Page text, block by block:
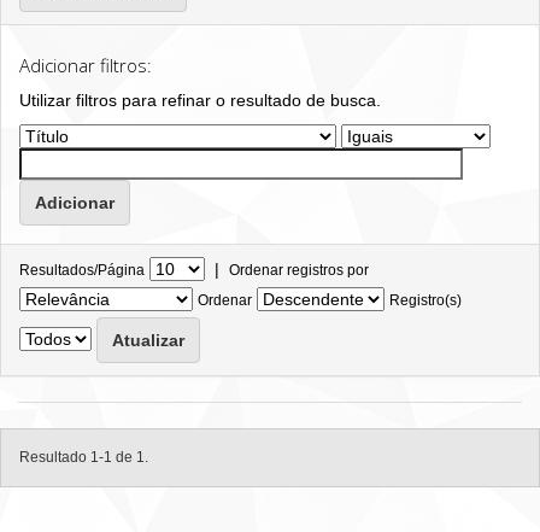
Adicionar filtros:
Utilizar filtros para refinar o resultado de busca.
Resultados/Página | Ordenar registros por
Ordenar
Registro(s)
Resultado 1-1 de 1.